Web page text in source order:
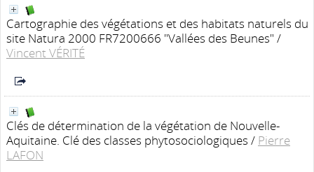
Cartographie des végétations et des habitats naturels du
site Natura 2000 FR7200666 "Vallées des Beunes" /
Vincent VÉRITÉ
Clés de détermination de la végétation de Nouvelle-
Aquitaine. Clé des classes phytosociologiques / Pierre
LAFON